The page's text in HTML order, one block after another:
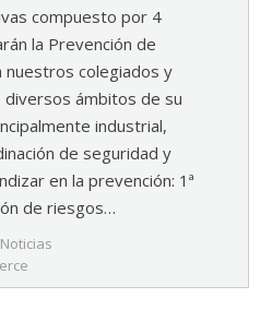
compuesto por 4
la Prevención de
nuestros colegiados y
ámbitos de su
industrial,
de seguridad y
en la prevención: 1ª
de riesgos…
Noticias